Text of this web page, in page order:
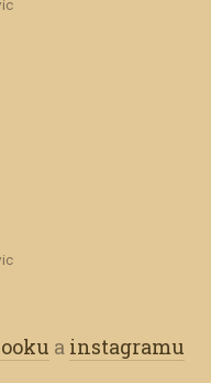
a instagramu